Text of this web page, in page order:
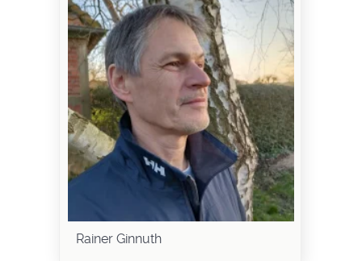
Rainer Ginnuth